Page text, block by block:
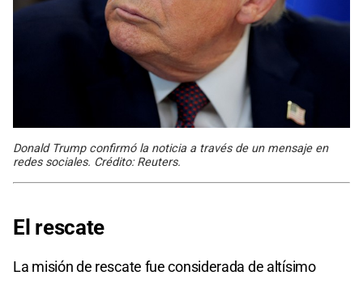
Donald Trump confirmó la noticia a través de un mensaje en
redes sociales. Crédito: Reuters.
El rescate
La misión de rescate fue considerada de altísimo